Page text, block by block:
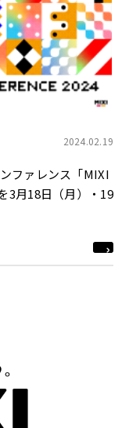
2024.02.19
ファレンス「MIXI
3月18日（月）・19